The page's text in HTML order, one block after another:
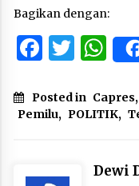
Bagikan dengan:
Posted in Capres,
Pemilu, POLITIK,
Dewi